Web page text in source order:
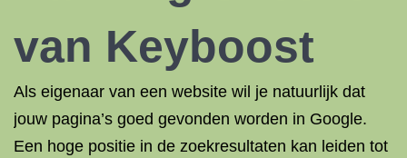
van Keyboost
Als eigenaar van een website wil je natuurlijk dat
jouw pagina’s goed gevonden worden in Google.
Een hoge positie in de zoekresultaten kan leiden tot